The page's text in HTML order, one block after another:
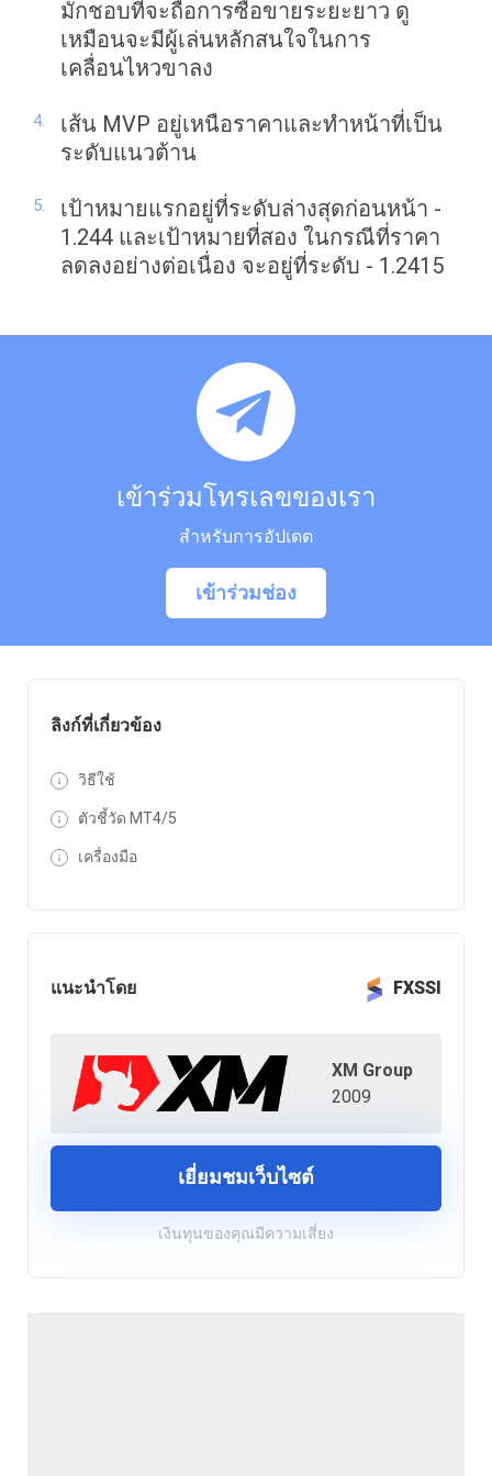
ลิงก์ที่เกี่ยวข้อง
วิธีใช้
ตัวชี้วัด MT4/5
เครื่องมือ
แนะนำโดย FXSSI
XM Group
2009
เยี่ยมชมเว็บไซต์
เงินทุนของคุณมีความเสี่ยง
มักชอบที่จะถือการซื้อขายระยะยาว ดู
เหมือนจะมีผู้เล่นหลักสนใจในการ
เคลื่อนไหวขาลง
เส้น MVP อยู่เหนือราคาและทำหน้าที่เป็น
ระดับแนวต้าน
เป้าหมายแรกอยู่ที่ระดับล่างสุดก่อนหน้า -
1.244 และเป้าหมายที่สอง ในกรณีที่ราคา
ลดลงอย่างต่อเนื่อง จะอยู่ที่ระดับ - 1.2415
เข้าร่วมโทรเลขของเรา
สำหรับการอัปเดต
เข้าร่วมช่อง